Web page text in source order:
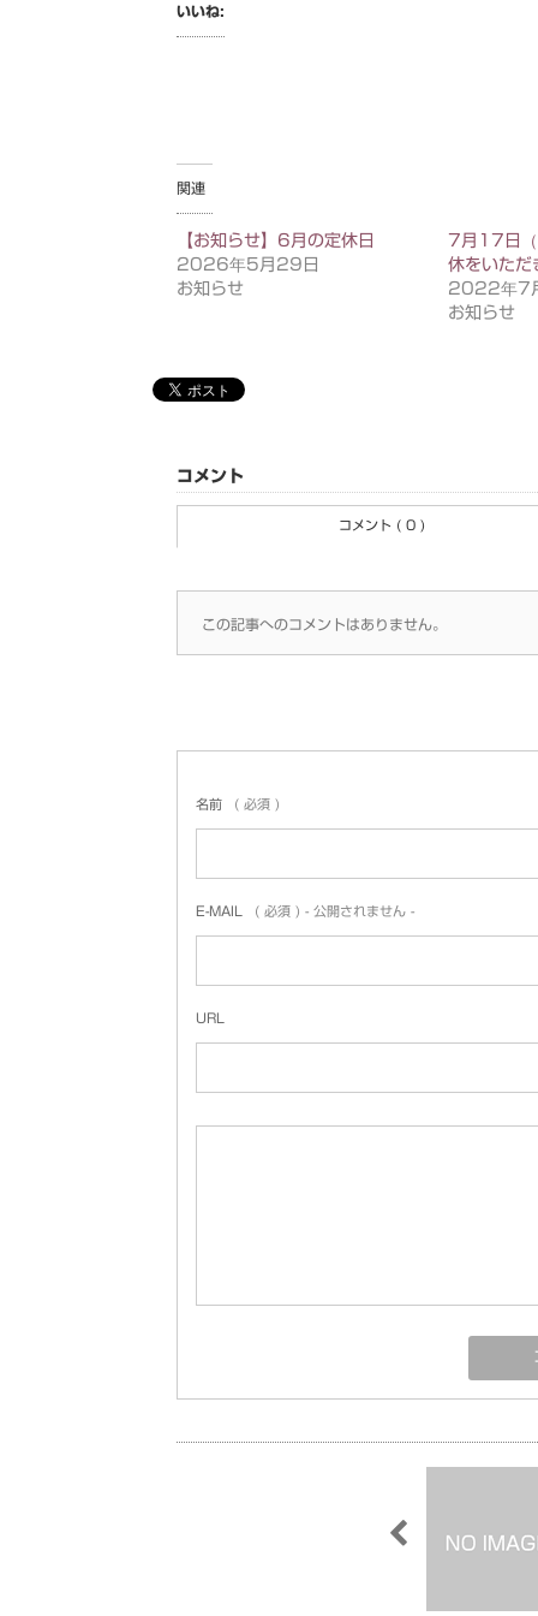
いいね:
関連
【お知らせ】6月の定休日
2026年5月29日
お知らせ
7月17日（
休をいただ
2022年7
お知らせ
コメント
コメント ( 0 )
この記事へのコメントはありません。
名前 ( 必須 )
E-MAIL ( 必須 ) - 公開されません -
URL